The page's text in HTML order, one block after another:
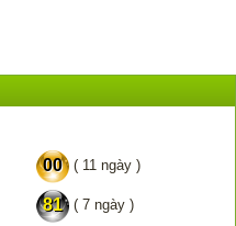
00 ( 11 ngày )
81 ( 7 ngày )